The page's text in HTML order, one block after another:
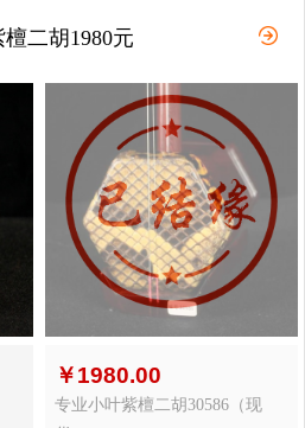
二胡1980元
￥1980.00
专业小叶紫檀二胡30586（现